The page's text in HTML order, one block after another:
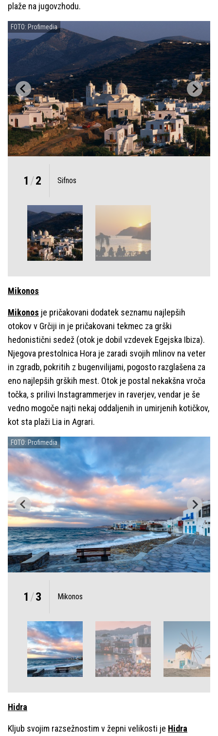
plaže na jugovzhodu.
FOTO: Profimedia
1 /2 Sifnos
Mikonos
Mikonos je pričakovani dodatek seznamu najlepših
otokov v Grčiji in je pričakovani tekmec za grški
hedonistični sedež (otok je dobil vzdevek Egejska Ibiza).
Njegova prestolnica Hora je zaradi svojih mlinov na veter
in zgradb, pokritih z bugenvilijami, pogosto razglašena za
eno najlepših grških mest. Otok je postal nekakšna vroča
točka, s prilivi Instagrammerjev in raverjev, vendar je še
vedno mogoče najti nekaj oddaljenih in umirjenih kotičkov,
kot sta plaži Lia in Agrari.
FOTO: Profimedia
1 /3 Mikonos
Hidra
Kljub svojim razsežnostim v žepni velikosti je Hidra